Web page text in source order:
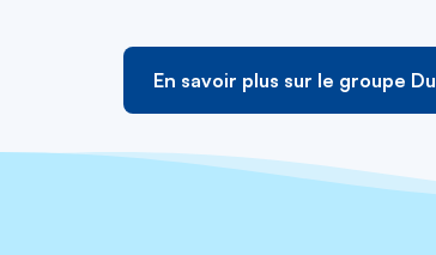
En savoir plus sur le groupe